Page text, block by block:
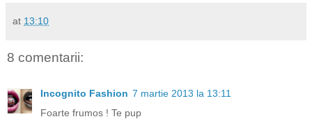
at 13:10
8 comentarii:
Incognito Fashion 7 martie 2013 la 13:11
Foarte frumos ! Te pup